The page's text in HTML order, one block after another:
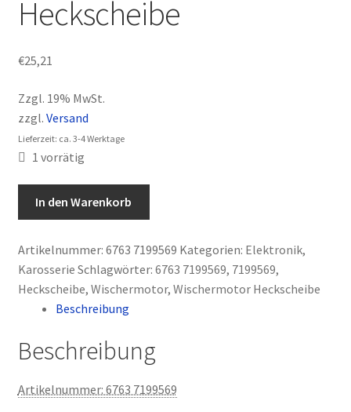
Datenschutz
Mein Konto
Warenkorb
Widerruf
Widerruf für digitale Inhalte
Heckscheibe
€25,21
Zzgl. 19% MwSt.
zzgl. Versand
Lieferzeit: ca. 3-4 Werktage
1 vorrätig
In den Warenkorb
Artikelnummer: 6763 7199569 Kategorien: Elektronik,
Karosserie Schlagwörter: 6763 7199569, 7199569,
Heckscheibe, Wischermotor, Wischermotor Heckscheibe
Beschreibung
Beschreibung
Artikelnummer: 6763 7199569